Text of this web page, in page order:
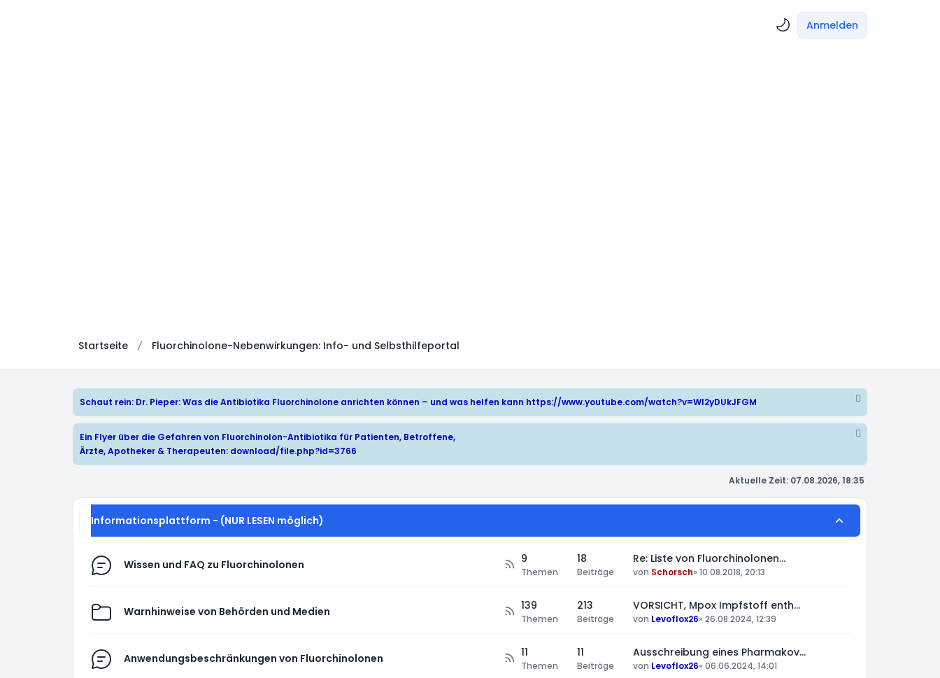
Anmelden
Startseite Fluorchinolone-Nebenwirkungen: Info- und Selbsthilfeportal
Schaut rein: Dr. Pieper: Was die Antibiotika Fluorchinolone anrichten können – und was helfen kann https://www.youtube.com/watch?v=WI2yDUkJFGM
Ein Flyer über die Gefahren von Fluorchinolon-Antibiotika für Patienten, Betroffene,
Ärzte, Apotheker & Therapeuten: download/file.php?id=3766
Aktuelle Zeit: 07.08.2026, 18:35
Informationsplattform - (NUR LESEN möglich)
Wissen und FAQ zu Fluorchinolonen 9
Themen
18
Beiträge
Re: Liste von Fluorchinolonen…
von Schorsch» 10.08.2018, 20:13
Warnhinweise von Behörden und Medien 139
Themen
213
Beiträge
VORSICHT, Mpox Impfstoff enth…
von Levoflox26» 26.08.2024, 12:39
Anwendungsbeschränkungen von Fluorchinolonen 11
Themen
11
Beiträge
Ausschreibung eines Pharmakov…
von Levoflox26» 06.06.2024, 14:01